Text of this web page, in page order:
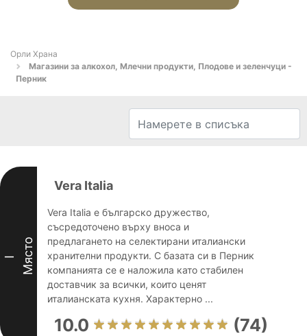
Орли Храна
Магазини за алкохол, Млечни продукти, Плодове и зеленчуци -
Перник
I Място
Vera Italia
Vera Italia е българско дружество,
съсредоточено върху вноса и
предлагането на селектирани италиански
хранителни продукти. С базата си в Перник
компанията се е наложила като стабилен
доставчик за всички, които ценят
италианската кухня. Характерно ...
10.0 (74)